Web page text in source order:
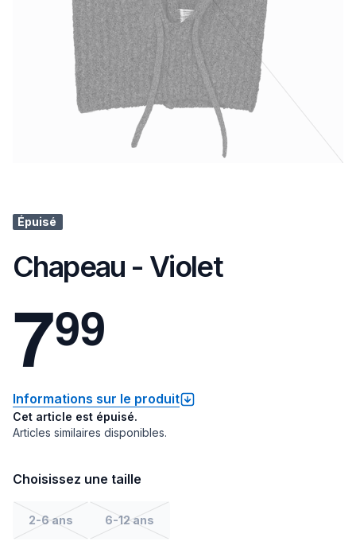
Épuisé
Chapeau - Violet
799
Informations sur le produit
Cet article est épuisé.
Articles similaires disponibles.
Choisissez une taille
2-6 ans 6-12 ans